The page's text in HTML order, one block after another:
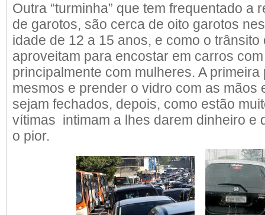
Outra “turminha” que tem frequentado a
de garotos, são cerca de oito garotos
idade de 12 a 15 anos, e como o trânsito
aproveitam para encostar em carros
principalmente com mulheres. A
mesmos e prender o vidro com as mãos
sejam fechados, depois, como estão
vítimas intimam a lhes darem dinheiro e
o pior.